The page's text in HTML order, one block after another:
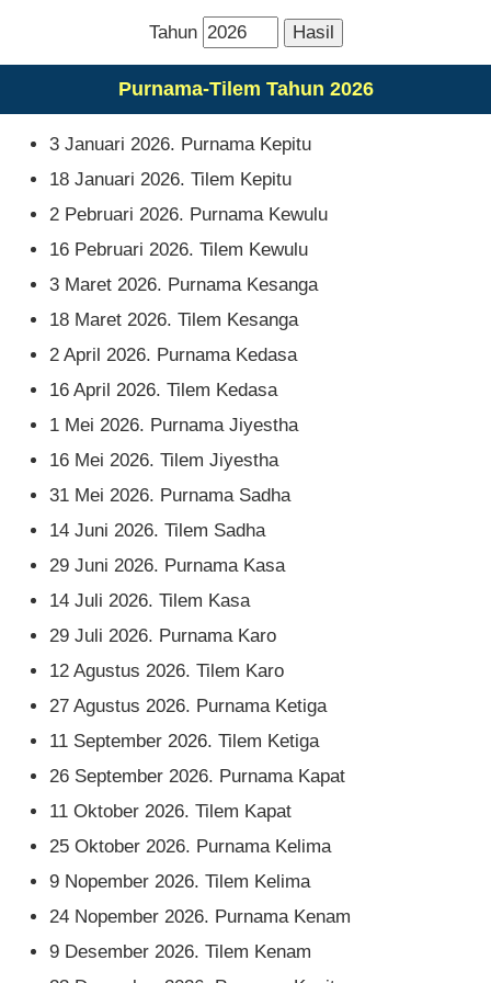
Tahun
Purnama-Tilem Tahun 2026
3 Januari 2026. Purnama Kepitu
18 Januari 2026. Tilem Kepitu
2 Pebruari 2026. Purnama Kewulu
16 Pebruari 2026. Tilem Kewulu
3 Maret 2026. Purnama Kesanga
18 Maret 2026. Tilem Kesanga
2 April 2026. Purnama Kedasa
16 April 2026. Tilem Kedasa
1 Mei 2026. Purnama Jiyestha
16 Mei 2026. Tilem Jiyestha
31 Mei 2026. Purnama Sadha
14 Juni 2026. Tilem Sadha
29 Juni 2026. Purnama Kasa
14 Juli 2026. Tilem Kasa
29 Juli 2026. Purnama Karo
12 Agustus 2026. Tilem Karo
27 Agustus 2026. Purnama Ketiga
11 September 2026. Tilem Ketiga
26 September 2026. Purnama Kapat
11 Oktober 2026. Tilem Kapat
25 Oktober 2026. Purnama Kelima
9 Nopember 2026. Tilem Kelima
24 Nopember 2026. Purnama Kenam
9 Desember 2026. Tilem Kenam